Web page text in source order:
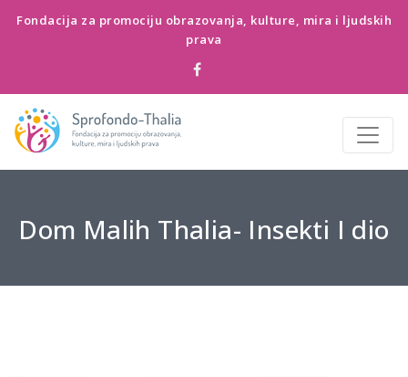
Fondacija za promociju obrazovanja, kulture, mira i ljudskih
prava
Dom Malih Thalia- Insekti I dio